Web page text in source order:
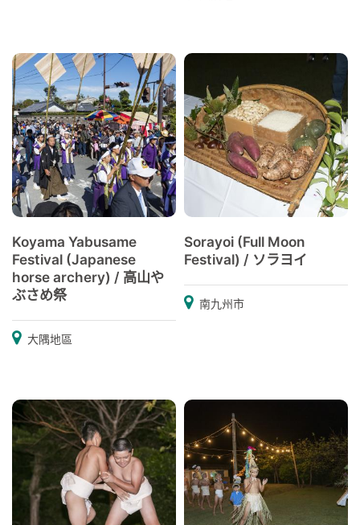
Koyama Yabusame
Festival (Japanese
horse archery) / 高山や
ぶさめ祭
大隅地區
Sorayoi (Full Moon
Festival) / ソラヨイ
南九州市